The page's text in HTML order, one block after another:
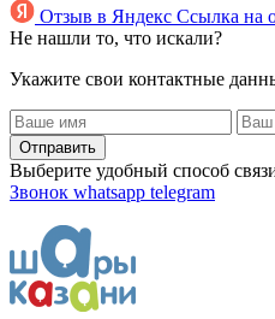
Отзыв в Яндекс Ссылка на
Не нашли то, что искали?
Укажите свои контактные
Отправить
Выберите удобный способ
Звонок whatsapp telegram